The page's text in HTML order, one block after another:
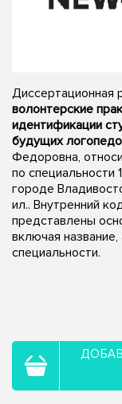
Диссертационная
волонтерские
идентификации
будущих
Федоровна,
по специальности
городе
ил.. Внутренний
представлены
включая
специальности.